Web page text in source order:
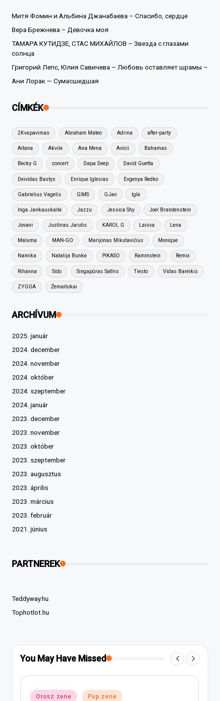
Митя Фомин и Альбина Джанабаева – Спасибо, сердце
Вера Брежнева – Девочка моя
ТАМАРА КУТИДЗЕ, СТАС МИХАЙЛОВ – Звезда с глазами
солнца
Григорий Лепс, Юлия Савичева – Любовь оставляет шрамы –
Ани Лорак — Сумасшедшая
CÍMKÉK
2Kvėpavimas Abraham Mateo Adrina after-party
Aitana Akvilė Ana Mena Avicii Bahamas
Becky G concert Dapa Deep David Guetta
Deividas Bastys Enrique Iglesias Evgenya Redko
Gabrielius Vagelis GIMS GJan Iglė
Inga Jankauskaitė Jazzu Jessica Shy Joel Brandenstein
Jovani Justinas Jarutis KAROL G Laisva Lena
Maluma MAN-GO Marijonas Mikutavičius Monique
Namika Natalija Bunkė PIKASO Rammstein Remix
Rihanna Sido Singapūras Satīns Tiesto Vidas Bareikis
ZYGGA Žemaitukai
ARCHÍVUM
2025. január
2024. december
2024. november
2024. október
2024. szeptember
2024. január
2023. december
2023. november
2023. október
2023. szeptember
2023. augusztus
2023. április
2023. március
2023. február
2021. június
PARTNEREK
Teddyway.hu
Tophotlot.hu
You May Have Missed
Posted
Orosz zene Pop zene